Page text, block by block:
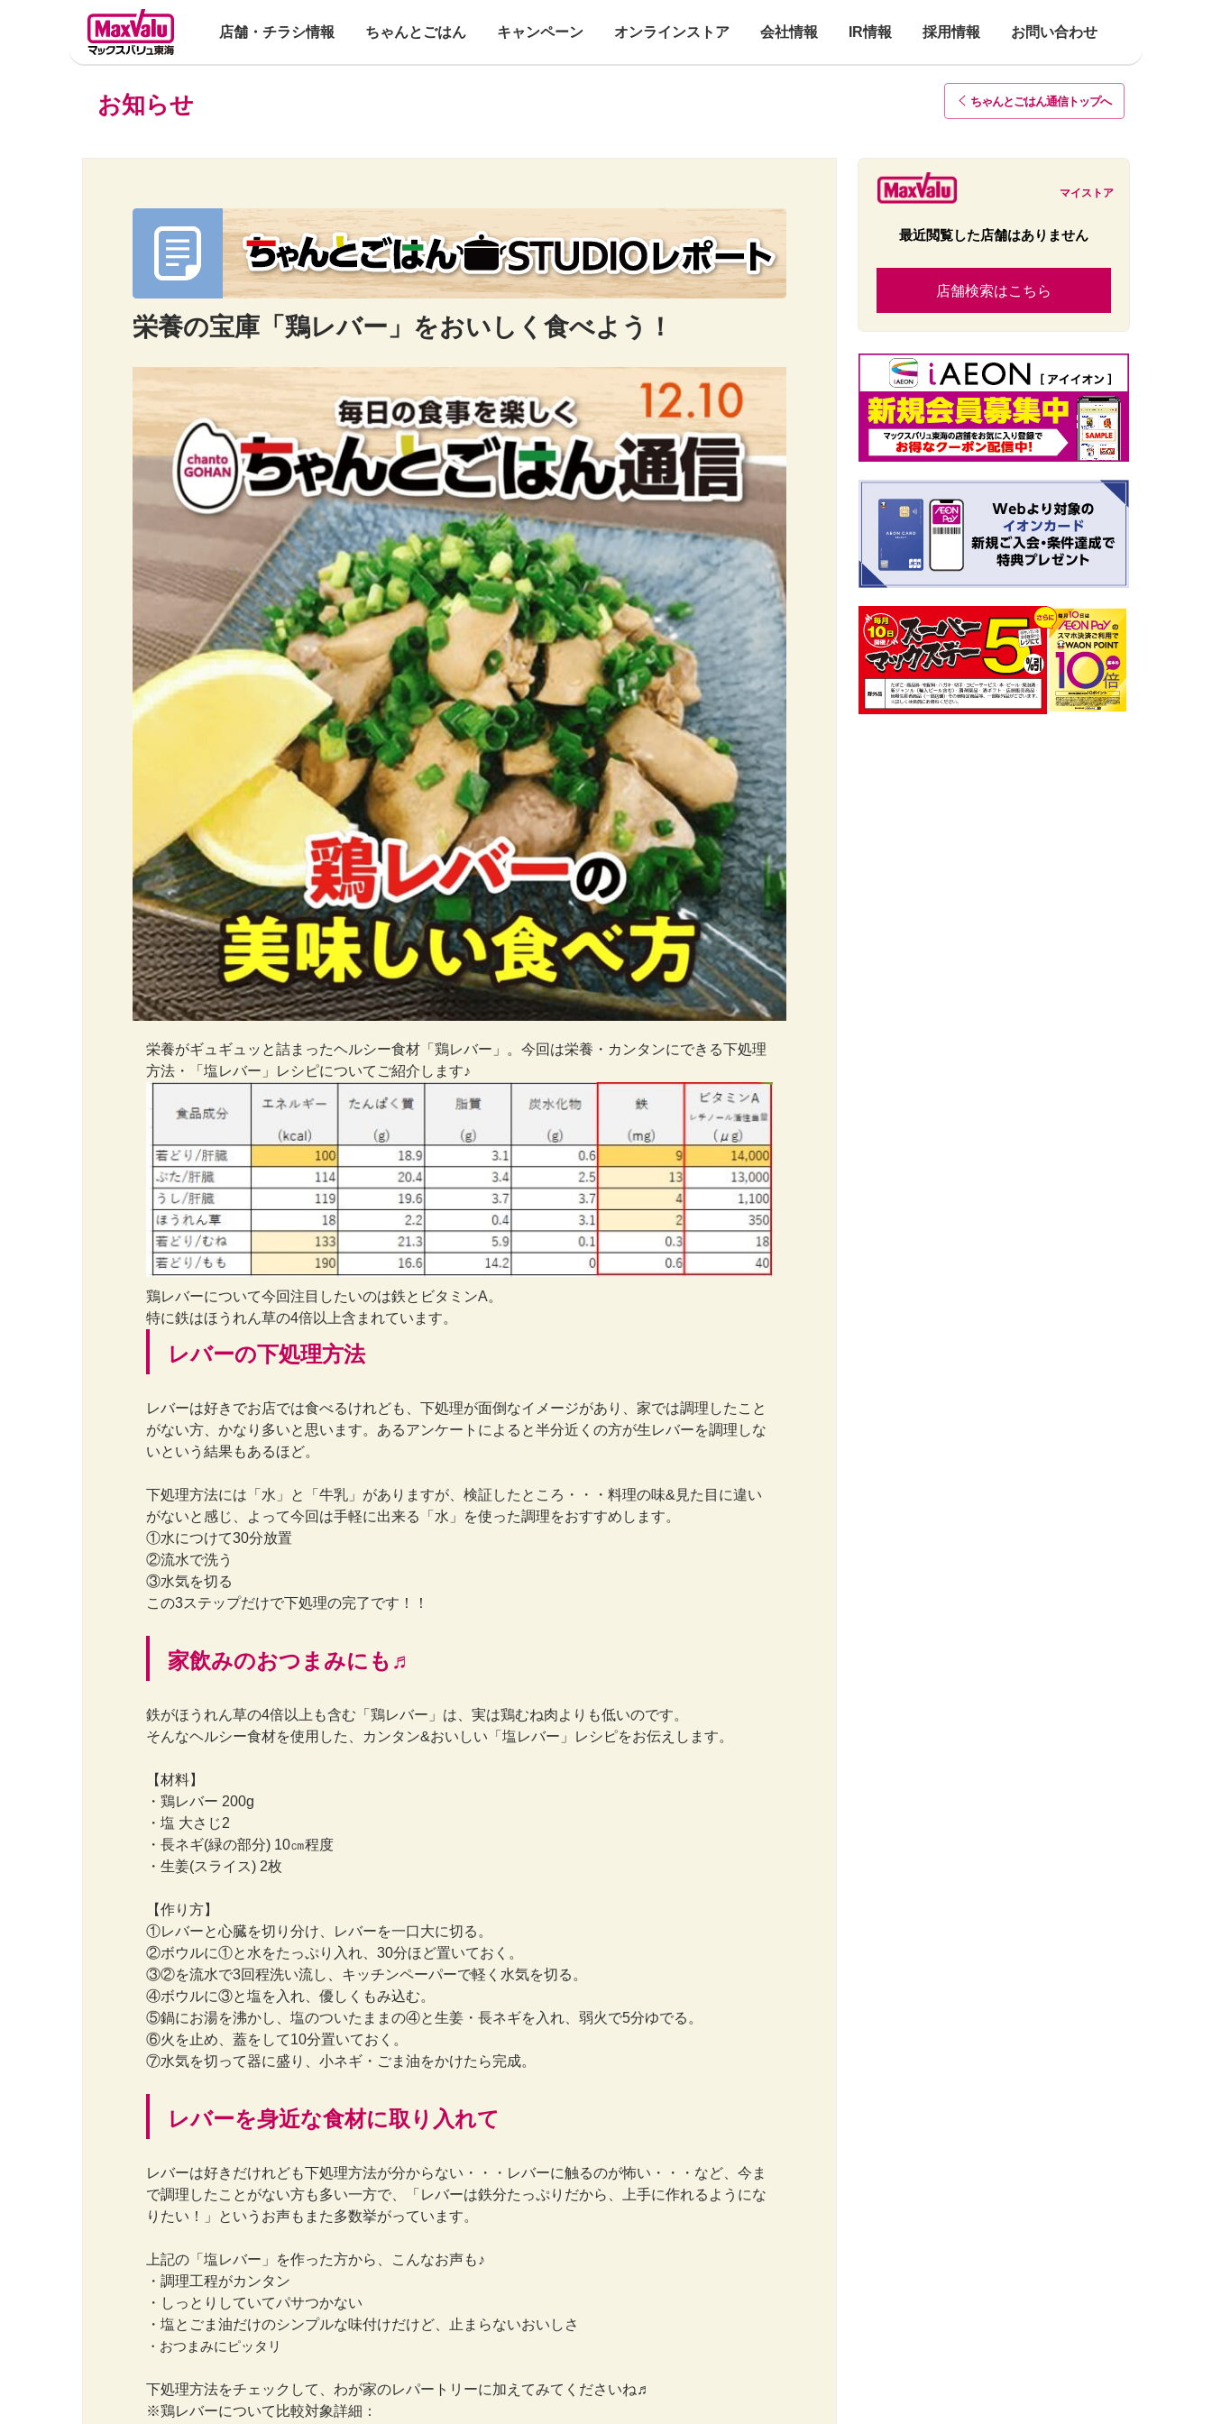
店舗・チラシ情報 ちゃんとごはん キャンペーン オンラインストア 会社情報 IR情報 採用情報 お問い合わせ
お知らせ ちゃんとごはん通信トップへ
栄養の宝庫「鶏レバー」をおいしく食べよう！
栄養がギュギュッと詰まったヘルシー食材「鶏レバー」。今回は栄養・カンタンにできる下処理
方法・「塩レバー」レシピについてご紹介します♪
鶏レバーについて今回注目したいのは鉄とビタミンA。
特に鉄はほうれん草の4倍以上含まれています。
レバーの下処理方法
レバーは好きでお店では食べるけれども、下処理が面倒なイメージがあり、家では調理したこと
がない方、かなり多いと思います。あるアンケートによると半分近くの方が生レバーを調理しな
いという結果もあるほど。
下処理方法には「水」と「牛乳」がありますが、検証したところ・・・料理の味&見た目に違い
がないと感じ、よって今回は手軽に出来る「水」を使った調理をおすすめします。
①水につけて30分放置
②流水で洗う
③水気を切る
この3ステップだけで下処理の完了です！！
家飲みのおつまみにも♬
鉄がほうれん草の4倍以上も含む「鶏レバー」は、実は鶏むね肉よりも低いのです。
そんなヘルシー食材を使用した、カンタン&おいしい「塩レバー」レシピをお伝えします。
【材料】
・鶏レバー 200g
・塩 大さじ2
・長ネギ(緑の部分) 10㎝程度
・生姜(スライス) 2枚
【作り方】
①レバーと心臓を切り分け、レバーを一口大に切る。
②ボウルに①と水をたっぷり入れ、30分ほど置いておく。
③②を流水で3回程洗い流し、キッチンペーパーで軽く水気を切る。
④ボウルに③と塩を入れ、優しくもみ込む。
⑤鍋にお湯を沸かし、塩のついたままの④と生姜・長ネギを入れ、弱火で5分ゆでる。
⑥火を止め、蓋をして10分置いておく。
⑦水気を切って器に盛り、小ネギ・ごま油をかけたら完成。
レバーを身近な食材に取り入れて
レバーは好きだけれども下処理方法が分からない・・・レバーに触るのが怖い・・・など、今ま
で調理したことがない方も多い一方で、「レバーは鉄分たっぷりだから、上手に作れるようにな
りたい！」というお声もまた多数挙がっています。
上記の「塩レバー」を作った方から、こんなお声も♪
・調理工程がカンタン
・しっとりしていてパサつかない
・塩とごま油だけのシンプルな味付けだけど、止まらないおいしさ
・おつまみにピッタリ
下処理方法をチェックして、わが家のレパートリーに加えてみてくださいね♬
※鶏レバーについて比較対象詳細：
マイストア
最近閲覧した店舗はありません
店舗検索はこちら